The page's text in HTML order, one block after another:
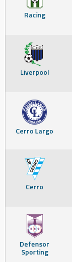
Racing
Liverpool
Cerro Largo
Cerro
Defensor
Sporting